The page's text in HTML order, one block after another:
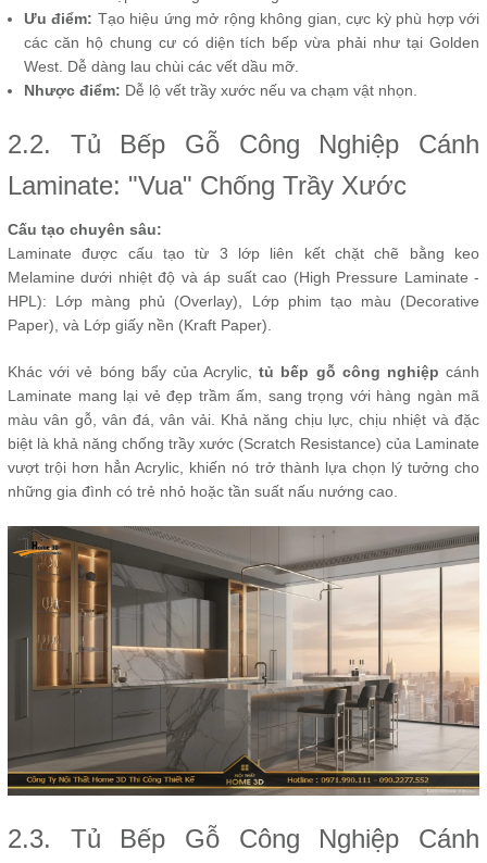
Ưu điểm: Tạo hiệu ứng mở rộng không gian, cực kỳ phù hợp với
các căn hộ chung cư có diện tích bếp vừa phải như tại Golden
West. Dễ dàng lau chùi các vết dầu mỡ.
Nhược điểm: Dễ lộ vết trầy xước nếu va chạm vật nhọn.
2.2. Tủ Bếp Gỗ Công Nghiệp Cánh
Laminate: "Vua" Chống Trầy Xước
Cấu tạo chuyên sâu:
Laminate được cấu tạo từ 3 lớp liên kết chặt chẽ bằng keo
Melamine dưới nhiệt độ và áp suất cao (High Pressure Laminate -
HPL): Lớp màng phủ (Overlay), Lớp phim tạo màu (Decorative
Paper), và Lớp giấy nền (Kraft Paper).
Khác với vẻ bóng bẩy của Acrylic,tủ bếp gỗ công nghiệp cánh
Laminate mang lại vẻ đẹp trầm ấm, sang trọng với hàng ngàn mã
màu vân gỗ, vân đá, vân vải. Khả năng chịu lực, chịu nhiệt và đặc
biệt là khả năng chống trầy xước (Scratch Resistance) của Laminate
vượt trội hơn hẳn Acrylic, khiến nó trở thành lựa chọn lý tưởng cho
những gia đình có trẻ nhỏ hoặc tần suất nấu nướng cao.
2.3. Tủ Bếp Gỗ Công Nghiệp Cánh